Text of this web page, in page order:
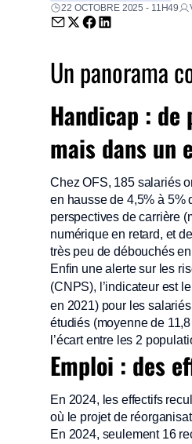
22 OCTOBRE 2025 - 11H49
Envoyer par email
Partager sur Twitter
Partager sur
Partager sur
Un panorama
Handicap : de
mais dans un
Chez OFS, 185 salariés
en hausse de 4,5% à 5%
perspectives de carrière
numérique en retard, et
très peu de débouchés
Enfin une alerte sur les
(CNPS), l’indicateur est le
en 2021) pour les
étudiés (moyenne de
l’écart entre les 2
Emploi : des
En 2024, les effectifs
où le projet de
En 2024, seulement 16